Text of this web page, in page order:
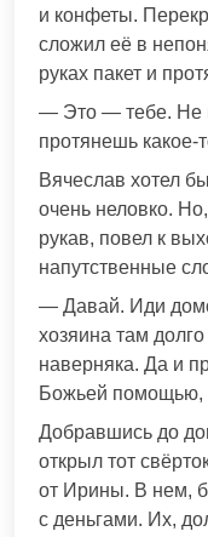
и конфеты.
сложил её в
руках пакет и
— Это — тебе. Не
протянешь какое-
Вячеслав хотел
очень неловко.
рукав, повел к
напутственные
— Давай. Иди
хозяина там
наверняка. Да и
Божьей помощью,
Добравшись до
открыл тот
от Ирины. В нем,
с деньгами. Их,